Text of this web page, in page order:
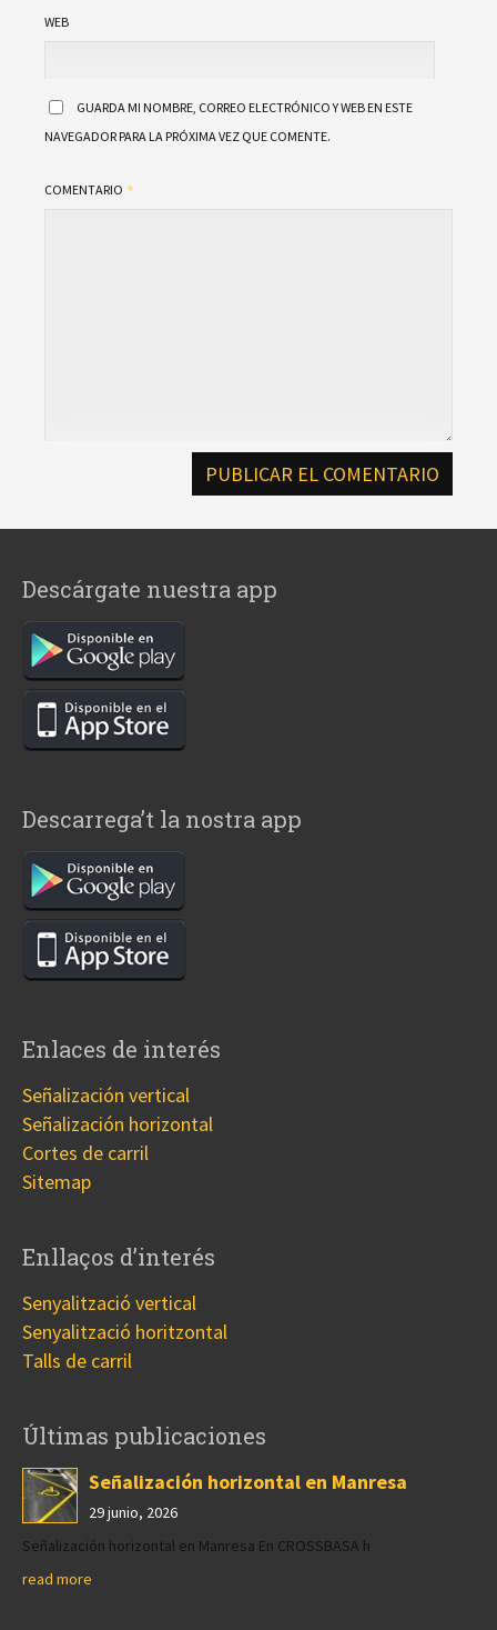
WEB
GUARDA MI NOMBRE, CORREO ELECTRÓNICO Y WEB EN ESTE
NAVEGADOR PARA LA PRÓXIMA VEZ QUE COMENTE.
COMENTARIO
Descárgate nuestra app
Descarrega’t la nostra app
Enlaces de interés
Señalización vertical
Señalización horizontal
Cortes de carril
Sitemap
Enllaços d’interés
Senyalització vertical
Senyalització horitzontal
Talls de carril
Últimas publicaciones
Señalización horizontal en Manresa
29 junio, 2026
Señalización horizontal en Manresa En CROSSBASA h
read more